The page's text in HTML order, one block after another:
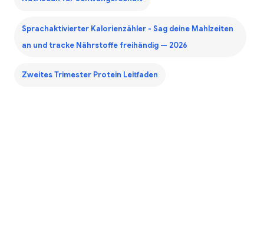
Sprachaktivierter Kalorienzähler - Sag deine Mahlzeiten
an und tracke Nährstoffe freihändig — 2026
Zweites Trimester Protein Leitfaden